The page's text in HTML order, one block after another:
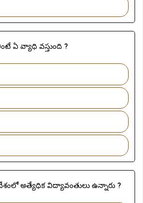
ఏ వ్యాధి వస్తుంది ?
అత్యేధిక విద్యావంతులు ఉన్నారు ?